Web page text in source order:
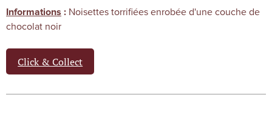
Informations : Noisettes torrifiées enrobée d'une couche de
chocolat noir
Click & Collect